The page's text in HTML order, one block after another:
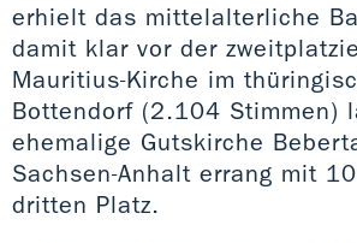
erhielt das mittelalterliche
damit klar vor der
Mauritius-Kirche im
Bottendorf (2.104 Stimmen)
ehemalige Gutskirche
Sachsen-Anhalt errang mit
dritten Platz.